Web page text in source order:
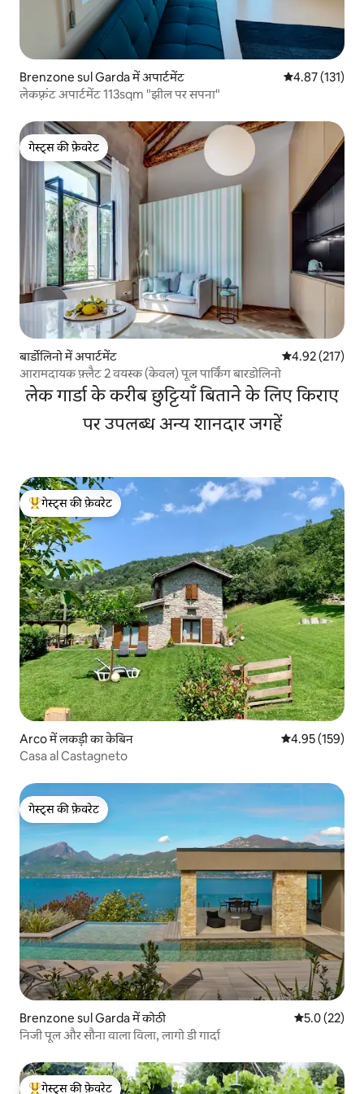
Brenzone sul Garda में अपार्टमेंट औसत रेटिंग 5 में से
4.87 (131)
लेकफ़्रंट अपार्टमेंट 113sqm "झील पर सपना"
गेस्ट्स की फ़ेवरेट
गेस्ट्स की फ़ेवरेट
बार्डोलिनो में अपार्टमेंट औसत रेटिंग 5 में से
4.92 (217)
आरामदायक फ़्लैट 2 वयस्क (केवल) पूल पार्किंग बारडोलिनो
लेक गार्डा के करीब छुट्टियाँ बिताने के लिए किराए
पर उपलब्ध अन्य शानदार जगहें
गेस्ट्स का टॉप फ़ेवरेट
गेस्ट्स की फ़ेवरेट
Arco में लकड़ी का केबिन औसत रेटिंग 5 में से
4.95 (159)
Casa al Castagneto
गेस्ट्स की फ़ेवरेट
गेस्ट्स की फ़ेवरेट
Brenzone sul Garda में कोठी औसत रेटिंग 5
5.0 (22)
निजी पूल और सौना वाला विला, लागो डी गार्दा
गेस्ट्स की फ़ेवरेट